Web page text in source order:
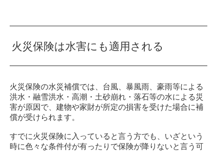
火災保険は水害にも適用される
火災保険の水災補償では、台風、暴風雨、豪雨等による
洪水・融雪洪水・高潮・土砂崩れ・落石等の水による災
害が原因で、建物や家財が所定の損害を受けた場合に補
償が受けられます。
すでに火災保険に入っていると言う方でも、いざという
時に色々な条件付が有ったりで保険が降りないと言う可